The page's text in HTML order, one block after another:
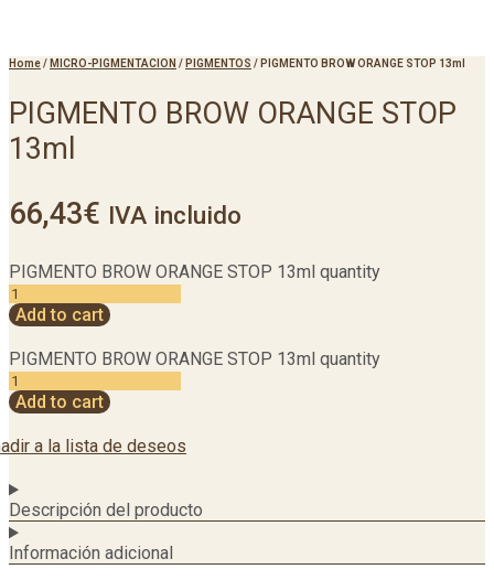
Home/ MICRO-PIGMENTACION / PIGMENTOS / PIGMENTO BROW ORANGE STOP 13ml
PIGMENTO BROW ORANGE STOP
13ml
66,43€ IVA incluido
PIGMENTO BROW ORANGE STOP 13ml quantity
Add to cart
PIGMENTO BROW ORANGE STOP 13ml quantity
Add to cart
a la lista de deseos
Descripción del producto
Información adicional